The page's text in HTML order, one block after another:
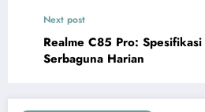
Next post
Realme C85 Pro:
Serbaguna Harian